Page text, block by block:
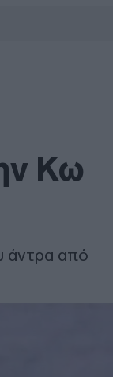
Κω
άντρα από